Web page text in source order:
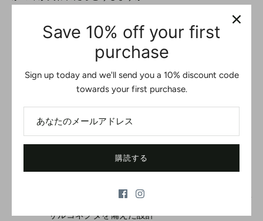
カスタマイズ：すべての人に合うサイズは存在しない
正直に言って、既製品だけではもう十分ではありません。任
が必要です。だからこそ、カスタマイズとギアの互換性こそ
が、タクティカルサポートギアの未来なのです。
当社の保持システムは次のとおりです。
● 複数の仕上げ、色、張力レベルから選択可能
ホルスター、ベルト、アーマーシステム用のユニバ
ーサルコネクタを備えた設計
Save 10% off your first
purchase
Sign up today and we'll send you a 10% discount code
towards your first purchase.
購読する